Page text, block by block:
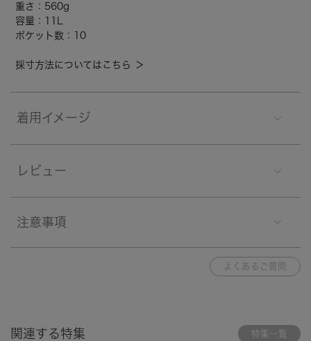
重さ：560g
容量：11L
ポケット数：10
採寸方法についてはこちら ＞
着用イメージ
レビュー
注意事項
よくあるご質問
関連する特集 特集一覧